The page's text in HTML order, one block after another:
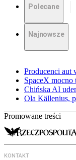
Polecane
Najnowsze
Producenci aut
SpaceX
Chińska AI
Ola Källenius,
Promowane treści
KONTAKT